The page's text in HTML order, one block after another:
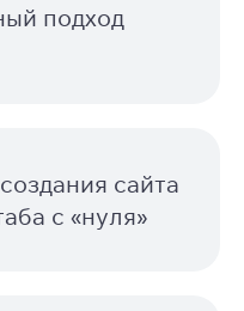
подход
сайта
с «нуля»